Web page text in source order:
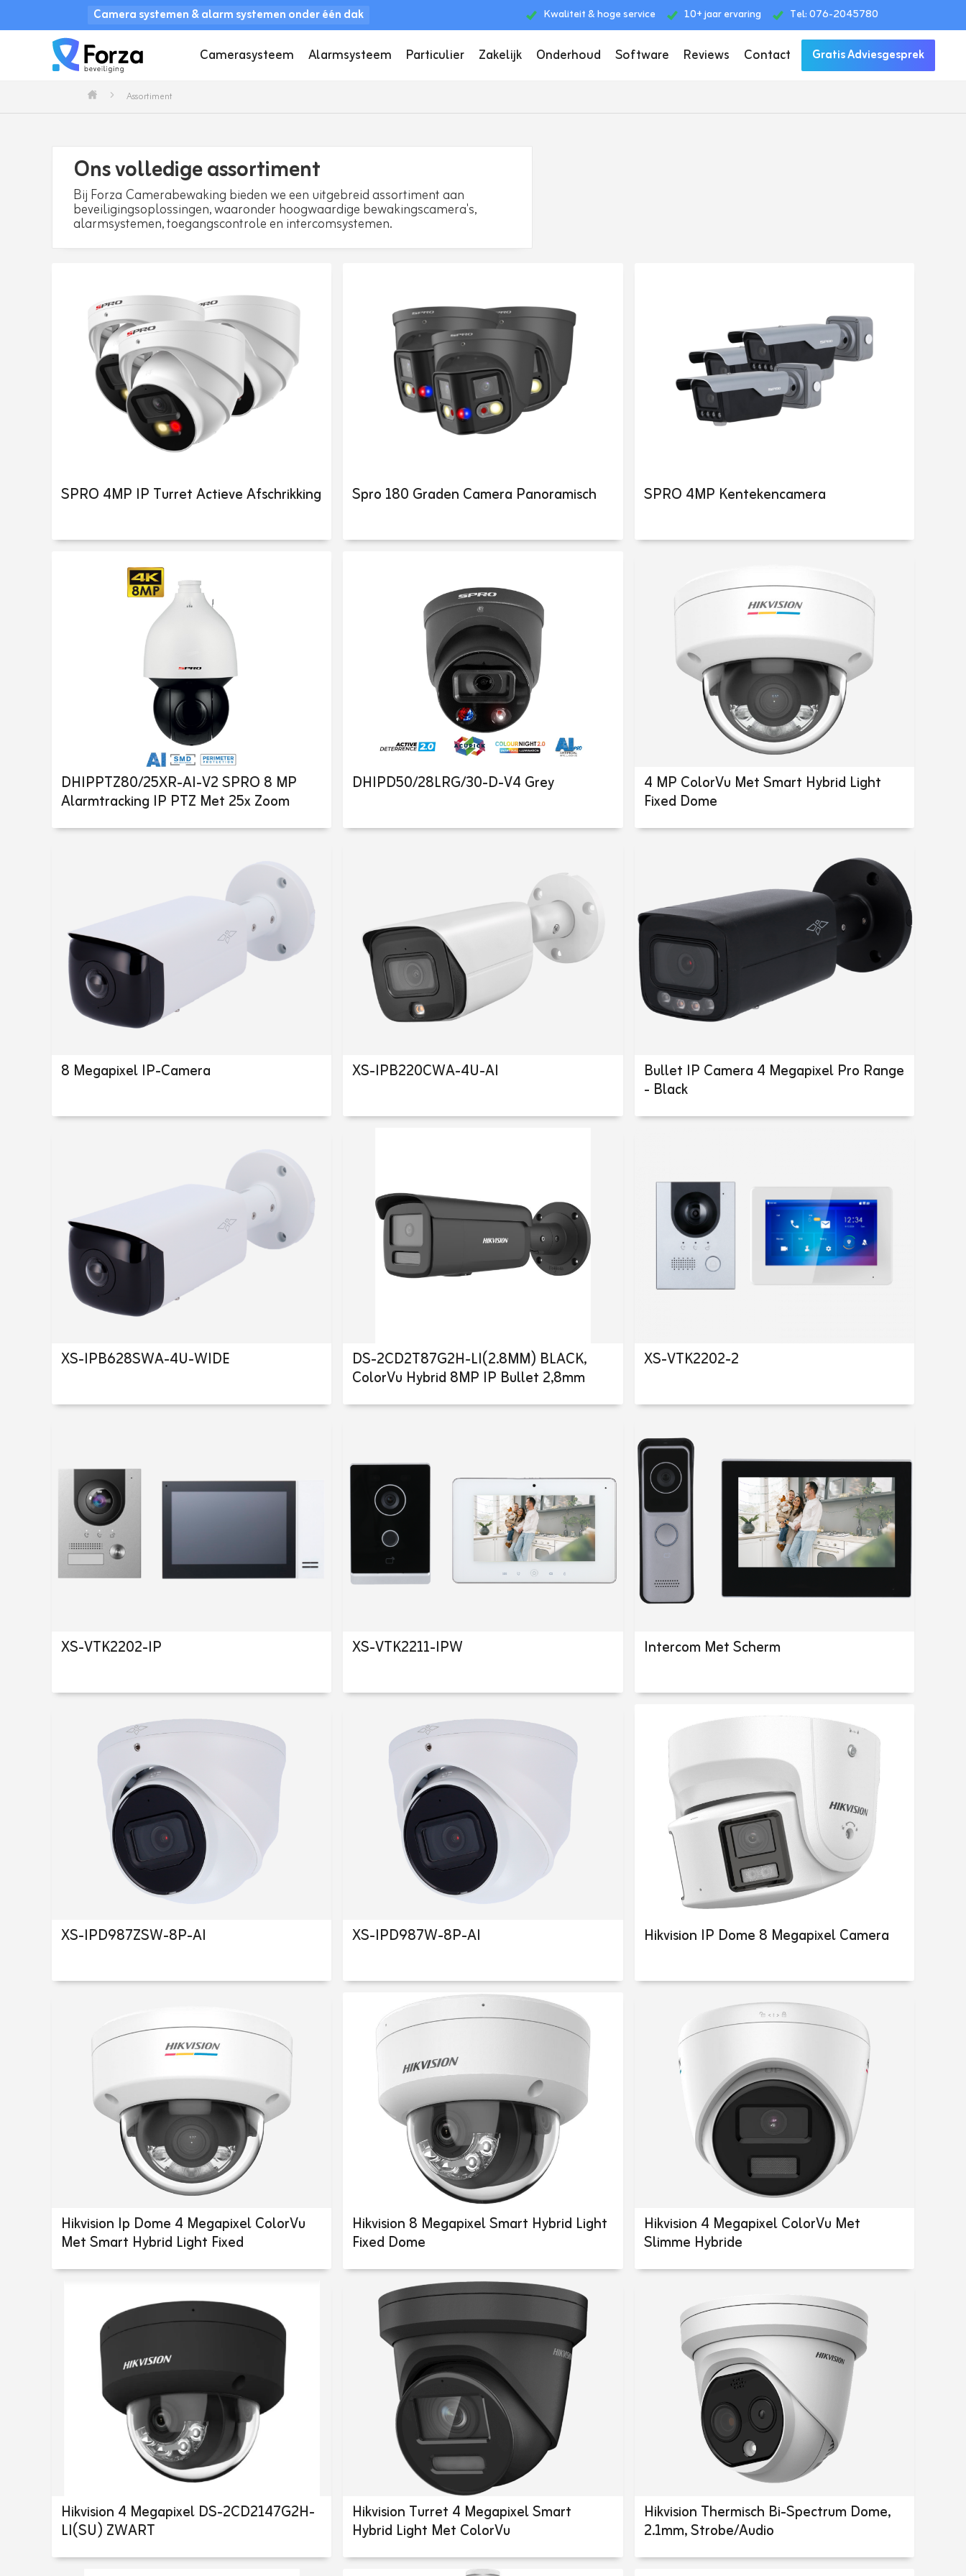
Camera systemen & alarm systemen onder één dak Kwaliteit & hoge service 10+ jaar ervaring Tel: 076-2045780
Camerasysteem Alarmsysteem Particulier Zakelijk Onderhoud Software Reviews Contact Gratis Adviesgesprek
Assortiment
Ons volledige assortiment
Bij Forza Camerabewaking bieden we een uitgebreid assortiment aan
beveiligingsoplossingen, waaronder hoogwaardige bewakingscamera's,
alarmsystemen, toegangscontrole en intercomsystemen.
SPRO 4MP IP Turret Actieve Afschrikking Spro 180 Graden Camera Panoramisch SPRO 4MP Kentekencamera
DHIPPTZ80/25XR-AI-V2 SPRO 8 MP
Alarmtracking IP PTZ Met 25x Zoom
DHIPD50/28LRG/30-D-V4 Grey 4 MP ColorVu Met Smart Hybrid Light
Fixed Dome
8 Megapixel IP-Camera XS-IPB220CWA-4U-AI Bullet IP Camera 4 Megapixel Pro Range
- Black
XS-IPB628SWA-4U-WIDE DS-2CD2T87G2H-LI(2.8MM) BLACK,
ColorVu Hybrid 8MP IP Bullet 2,8mm
XS-VTK2202-2
XS-VTK2202-IP XS-VTK2211-IPW Intercom Met Scherm
XS-IPD987ZSW-8P-AI XS-IPD987W-8P-AI Hikvision IP Dome 8 Megapixel Camera
Hikvision Ip Dome 4 Megapixel ColorVu
Met Smart Hybrid Light Fixed
Hikvision 8 Megapixel Smart Hybrid Light
Fixed Dome
Hikvision 4 Megapixel ColorVu Met
Slimme Hybride
Hikvision 4 Megapixel DS-2CD2147G2H-
LI(SU) ZWART
Hikvision Turret 4 Megapixel Smart
Hybrid Light Met ColorVu
Hikvision Thermisch Bi-Spectrum Dome,
2.1mm, Strobe/Audio